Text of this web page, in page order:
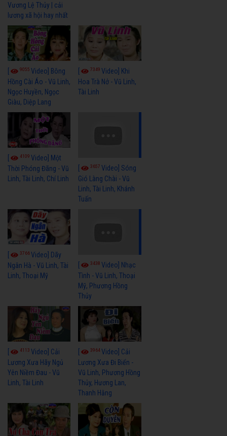
Vương Lệ Thủy | cải
lương xã hội hay nhất
9055 Video] Bông
Hồng Cài Áo - Vũ Linh,
Ngọc Huyền, Ngọc
Giàu, Diệp Lang
7349Video] Khi
Hoa Trà Nở - Vũ Linh,
Tài Linh
4109 Video] Một
Thời Phóng Đãng - Vũ
Linh, Tài Linh, Chí Linh
3657Video] Sóng
Gió Làng Chài - Vũ
Linh, Tài Linh, Khánh
Tuấn
3766Video] Dãy
Ngân Hà - Vũ Linh, Tài
Linh, Thoại Mỹ
3438Video] Nhạc
Tình - Vũ Linh, Thoại
Mỹ, Phương Hồng
Thủy
4113 Video] Cải
Lương Xưa Hãy Ngủ
Yên Niềm Đau - Vũ
Linh, Tài Linh
3964Video] Cải
Lương Xưa Đi Biển -
Vũ Linh, Phương Hồng
Thủy, Hương Lan,
Thanh Hằng